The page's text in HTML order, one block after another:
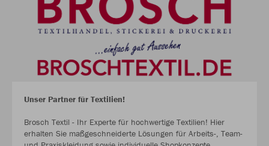
Unser Partner für Textilien!
Brosch Textil - Ihr Experte für hochwertige Textilien! Hier
erhalten Sie maßgeschneiderte Lösungen für Arbeits-, Team-